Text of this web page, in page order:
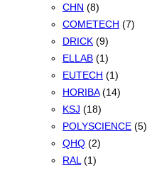
CHN (8)
COMETECH (7)
DRICK (9)
ELLAB (1)
EUTECH (1)
HORIBA (14)
KSJ (18)
POLYSCIENCE (5)
QHQ (2)
RAL (1)